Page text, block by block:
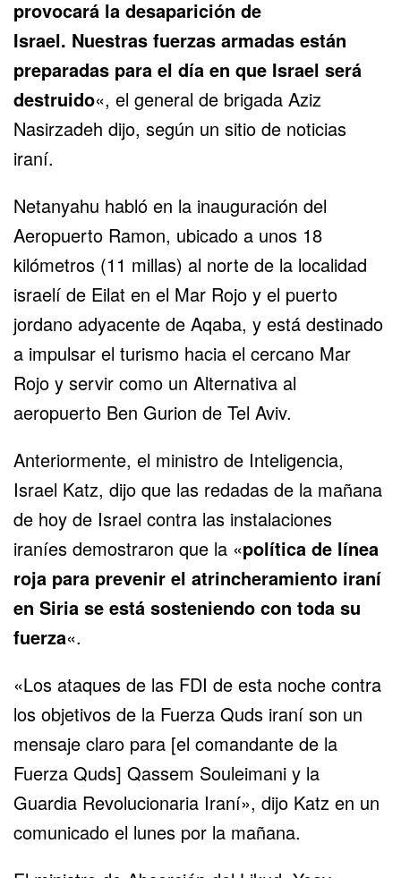
provocará la desaparición de
Israel. Nuestras fuerzas armadas están
preparadas para el día en que Israel será
destruido«, el general de brigada Aziz
Nasirzadeh dijo, según un sitio de noticias
iraní.
Netanyahu habló en la inauguración del
Aeropuerto Ramon, ubicado a unos 18
kilómetros (11 millas) al norte de la localidad
israelí de Eilat en el Mar Rojo y el puerto
jordano adyacente de Aqaba, y está destinado
a impulsar el turismo hacia el cercano Mar
Rojo y servir como un Alternativa al
aeropuerto Ben Gurion de Tel Aviv.
Anteriormente, el ministro de Inteligencia,
Israel Katz, dijo que las redadas de la mañana
de hoy de Israel contra las instalaciones
iraníes demostraron que la «política de línea
roja para prevenir el atrincheramiento iraní
en Siria se está sosteniendo con toda su
fuerza«.
«Los ataques de las FDI de esta noche contra
los objetivos de la Fuerza Quds iraní son un
mensaje claro para [el comandante de la
Fuerza Quds] Qassem Souleimani y la
Guardia Revolucionaria Iraní», dijo Katz en un
comunicado el lunes por la mañana.